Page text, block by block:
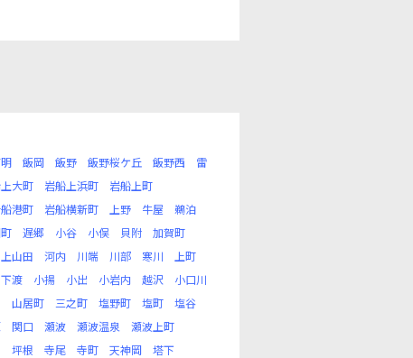
飯岡 飯野 飯野桜ケ丘 飯野西
雷
大町 岩船上浜町
岩船上町
港町 岩船横新町 上野 牛屋
鵜泊
遅郷 小谷 小俣 貝附
加賀町
上山田 河内 川端 川部 寒川
上町
下渡 小揚 小出 小岩内 越沢
小口川
山居町 三之町 塩野町 塩町
塩谷
関口 瀬波 瀬波温泉
瀬波上町
坪根 寺尾 寺町 天神岡
塔下